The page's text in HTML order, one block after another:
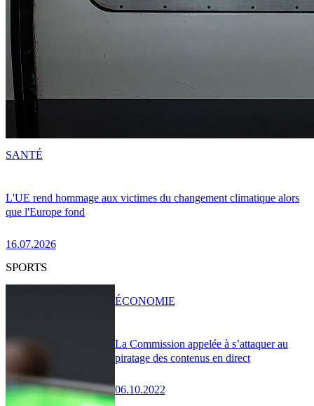
L'UE rend hommage aux victimes du changement climatique alors
que l'Europe fond
16.07.2026
SANTÉ
SPORTS
La Commission appelée à s’attaquer au
piratage des contenus en direct
06.10.2022
ÉCONOMIE